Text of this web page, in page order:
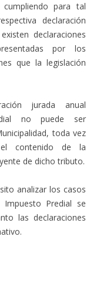
para tal
declaración
declaraciones
por los
que la legislación
jurada anual
no puede ser
toda vez
contenido de la
de dicho tributo.
analizar los casos
Predial se
las declaraciones